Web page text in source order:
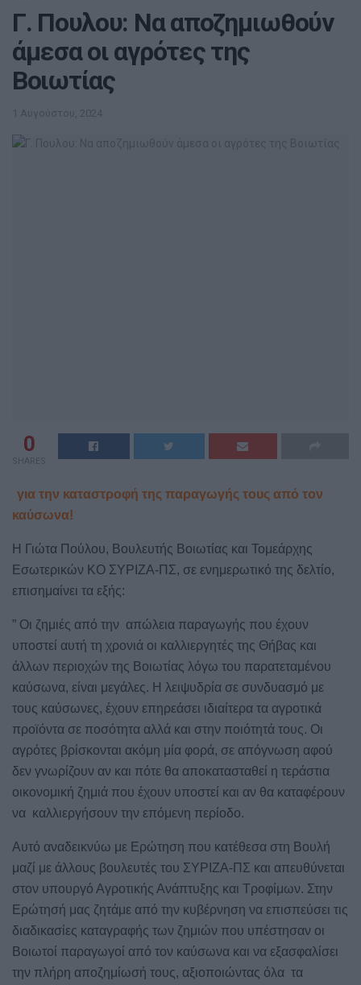
Γ. Πουλου: Να αποζημιωθούν
άμεσα οι αγρότες της
Βοιωτίας
1 Αυγούστου, 2024
0
SHARES
για την καταστροφή της παραγωγής τους από τον
καύσωνα!
Η Γιώτα Πούλου, Βουλευτής Βοιωτίας και Τομεάρχης
Εσωτερικών ΚΟ ΣΥΡΙΖΑ-ΠΣ, σε ενημερωτικό της δελτίο,
επισημαίνει τα εξής:
” Οι ζημιές από την απώλεια παραγωγής που έχουν
υποστεί αυτή τη χρονιά οι καλλιεργητές της Θήβας και
άλλων περιοχών της Βοιωτίας λόγω του παρατεταμένου
καύσωνα, είναι μεγάλες. Η λειψυδρία σε συνδυασμό με
τους καύσωνες, έχουν επηρεάσει ιδιαίτερα τα αγροτικά
προϊόντα σε ποσότητα αλλά και στην ποιότητά τους. Οι
αγρότες βρίσκονται ακόμη μία φορά, σε απόγνωση αφού
δεν γνωρίζουν αν και πότε θα αποκατασταθεί η τεράστια
οικονομική ζημιά που έχουν υποστεί και αν θα καταφέρουν
να καλλιεργήσουν την επόμενη περίοδο.
Αυτό αναδεικνύω με Ερώτηση που κατέθεσα στη Βουλή
μαζί με άλλους βουλευτές του ΣΥΡΙΖΑ-ΠΣ και απευθύνεται
στον υπουργό Αγροτικής Ανάπτυξης και Τροφίμων. Στην
Ερώτησή μας ζητάμε από την κυβέρνηση να επισπεύσει τις
διαδικασίες καταγραφής των ζημιών που υπέστησαν οι
Βοιωτοί παραγωγοί από τον καύσωνα και να εξασφαλίσει
την πλήρη αποζημίωσή τους, αξιοποιώντας όλα τα